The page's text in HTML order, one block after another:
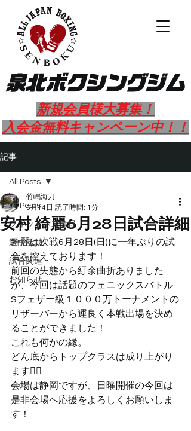
​泉北ボクシングジム
新規会員様大募集！
​入会金無料キャンペーン中！！
記事
All Posts
フィットネス情報
選手活動
試合関連
お知らせ
All Posts
安村 綺麗6月28日試合詳細
竹嶋海刀
5月14日 読了時間: 1分
綺麗は次戦6月28日(日)に一年ぶりの試
合を控えております！
前回の失態から紆余曲折ありました
が、今回は話題のフェニックスバトル
Sフェザー級１０００万トーナメントの
リザーバーから運良く本戦出場を決め
ることができました！
これも何かの縁。
どん底からトップクラスは成り上がり
ます🙇‍♂️
会場は静岡ですが、日曜開催の今回は
是非会場へ応援をよろしくお願いしま
す！